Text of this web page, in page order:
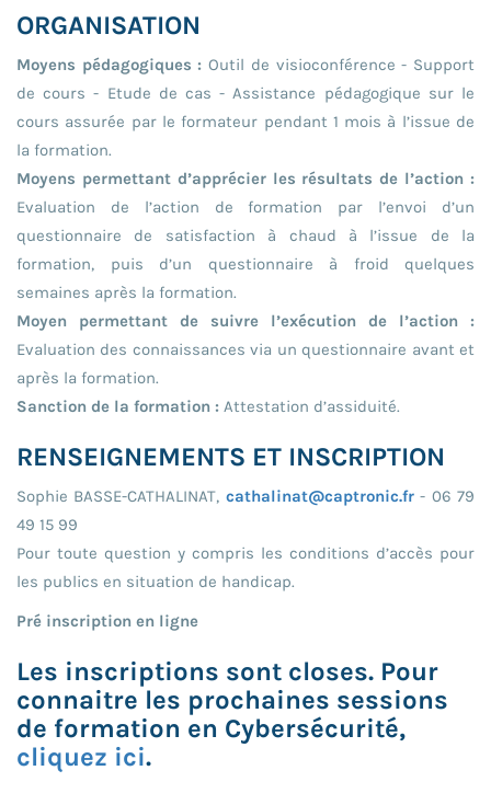
ORGANISATION
Moyens pédagogiques : Outil de visioconférence - Support
de cours - Etude de cas - Assistance pédagogique sur le
cours assurée par le formateur pendant 1 mois à l’issue de
la formation.
Moyens permettant d’apprécier les résultats de l’action :
Evaluation de l’action de formation par l’envoi d’un
questionnaire de satisfaction à chaud à l’issue de la
formation, puis d’un questionnaire à froid quelques
semaines après la formation.
Moyen permettant de suivre l’exécution de l’action :
Evaluation des connaissances via un questionnaire avant et
après la formation.
Sanction de la formation : Attestation d’assiduité.
RENSEIGNEMENTS ET INSCRIPTION
Sophie BASSE-CATHALINAT, cathalinat@captronic.fr- 06 79
49 15 99
Pour toute question y compris les conditions d’accès pour
les publics en situation de handicap.
Pré inscription en ligne
Les inscriptions sont closes. Pour
connaitre les prochaines sessions
de formation en Cybersécurité,
cliquez ici.